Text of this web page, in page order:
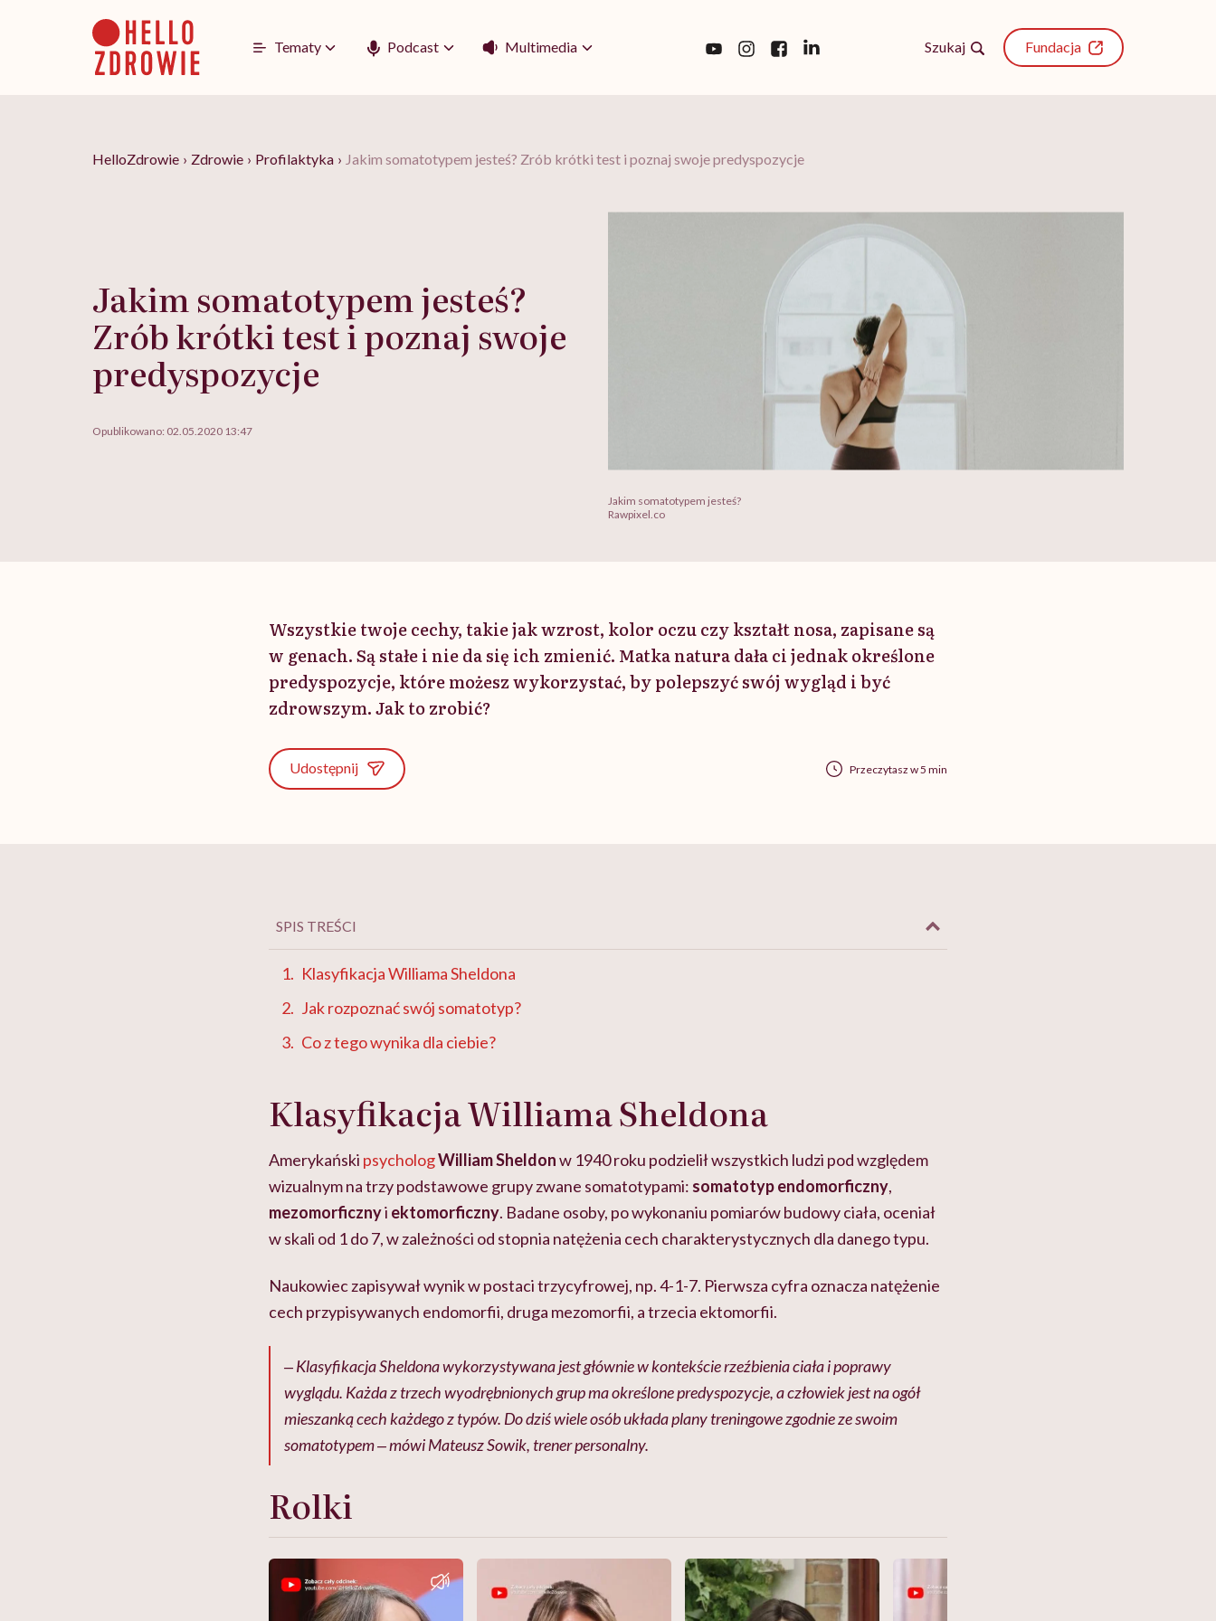
Tematy Podcast Multimedia Szukaj Fundacja
HelloZdrowie › Zdrowie › Profilaktyka › Jakim somatotypem jesteś? Zrób krótki test i poznaj swoje predyspozycje
Jakim somatotypem jesteś?
Zrób krótki test i poznaj swoje
predyspozycje
Opublikowano: 02.05.2020 13:47
Jakim somatotypem jesteś?
Rawpixel.co
Wszystkie twoje cechy, takie jak wzrost, kolor oczu czy kształt nosa, zapisane są
w genach. Są stałe i nie da się ich zmienić. Matka natura dała ci jednak określone
predyspozycje, które możesz wykorzystać, by polepszyć swój wygląd i być
zdrowszym. Jak to zrobić?
Udostępnij Przeczytasz w 5 min
SPIS TREŚCI
Klasyfikacja Williama Sheldona
Jak rozpoznać swój somatotyp?
Co z tego wynika dla ciebie?
Klasyfikacja Williama Sheldona
Amerykański psychologWilliam Sheldonw 1940 roku podzielił wszystkich ludzi pod względem
wizualnym na trzy podstawowe grupy zwane somatotypami: somatotyp endomorficzny,
mezomorficznyi ektomorficzny. Badane osoby, po wykonaniu pomiarów budowy ciała, oceniał
w skali od 1 do 7, w zależności od stopnia natężenia cech charakterystycznych dla danego typu.
Naukowiec zapisywał wynik w postaci trzycyfrowej, np. 4-1-7. Pierwsza cyfra oznacza natężenie
cech przypisywanych endomorfii, druga mezomorfii, a trzecia ektomorfii.
‒ Klasyfikacja Sheldona wykorzystywana jest głównie w kontekście rzeźbienia ciała i poprawy
wyglądu. Każda z trzech wyodrębnionych grup ma określone predyspozycje, a człowiek jest na ogół
mieszanką cech każdego z typów. Do dziś wiele osób układa plany treningowe zgodnie ze swoim
somatotypem ‒ mówi Mateusz Sowik, trener personalny.
Rolki